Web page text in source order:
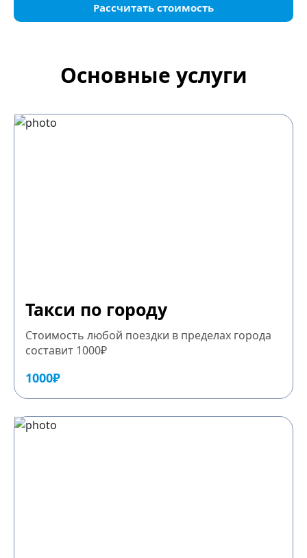
Рассчитать стоимость
Основные услуги
Такси по городу
Стоимость любой поездки в пределах города
составит 1000₽
1000₽